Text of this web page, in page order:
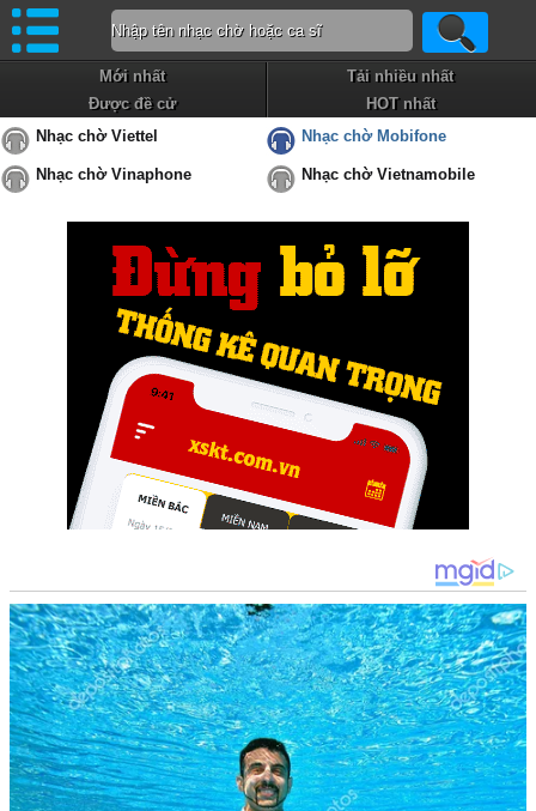
Mới nhất
Tải nhiều nhất
Được đề cử
HOT nhất
Nhạc chờ Viettel
Nhạc chờ Mobifone
Nhạc chờ Vinaphone Nhạc chờ Vietnamobile